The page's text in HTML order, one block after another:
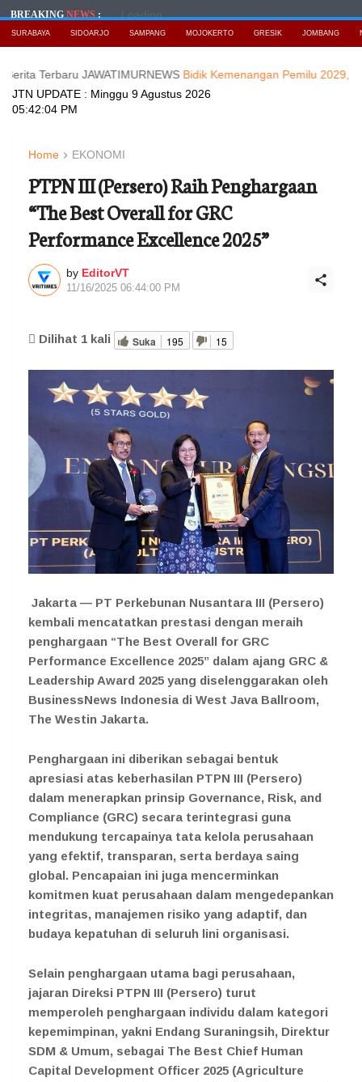
BREAKINGNEWS: Loading...
SURABAYA SIDOARJO SAMPANG MOJOKERTO GRESIK JOMBANG
JAWATIMURNEWSBidik Kemenangan Pemilu 2029, DPD
JTN UPDATE : Minggu 9 Agustus 2026
05:42:06 PM
Home EKONOMI
PTPN III (Persero) Raih Penghargaan
“The Best Overall for GRC
Performance Excellence 2025”
by EditorVT
11/16/2025 06:44:00 PM
Dilihat 1 kali Suka 195 15
Jakarta — PT Perkebunan Nusantara III (Persero)
kembali mencatatkan prestasi dengan meraih
penghargaan “The Best Overall for GRC
Performance Excellence 2025” dalam ajang GRC &
Leadership Award 2025 yang diselenggarakan oleh
BusinessNews Indonesia di West Java Ballroom,
The Westin Jakarta.
Penghargaan ini diberikan sebagai bentuk
apresiasi atas keberhasilan PTPN III (Persero)
dalam menerapkan prinsip Governance, Risk, and
Compliance (GRC) secara terintegrasi guna
mendukung tercapainya tata kelola perusahaan
yang efektif, transparan, serta berdaya saing
global. Pencapaian ini juga mencerminkan
komitmen kuat perusahaan dalam mengedepankan
integritas, manajemen risiko yang adaptif, dan
budaya kepatuhan di seluruh lini organisasi.
Selain penghargaan utama bagi perusahaan,
jajaran Direksi PTPN III (Persero) turut
memperoleh penghargaan individu dalam kategori
kepemimpinan, yakni Endang Suraningsih, Direktur
SDM & Umum, sebagai The Best Chief Human
Capital Development Officer 2025 (Agriculture